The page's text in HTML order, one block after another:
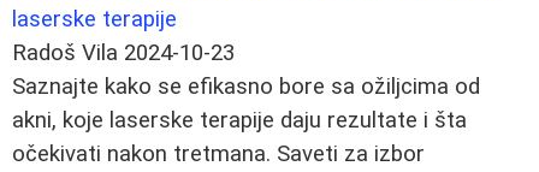
laserske terapije
Radoš Vila 2024-10-23
Saznajte kako se efikasno bore sa ožiljcima od
akni, koje laserske terapije daju rezultate i šta
očekivati nakon tretmana. Saveti za izbor